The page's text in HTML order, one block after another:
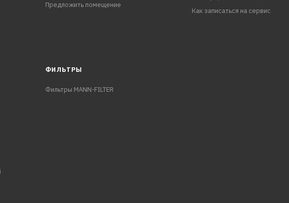
Предложить помещение
Как записаться на сервис
ФИЛЬТРЫ
Фильтры MANN-FILTER